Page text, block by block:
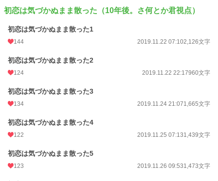
初恋は気づかぬまま散った（10年後。さ何とか君視点）
初恋は気づかぬまま散った1
144 2019.11.22 07:102,126文字
初恋は気づかぬまま散った2
124 2019.11.22 22:17960文字
初恋は気づかぬまま散った3
134 2019.11.24 21:071,665文字
初恋は気づかぬまま散った4
122 2019.11.25 07:131,439文字
初恋は気づかぬまま散った5
123 2019.11.26 09:531,473文字